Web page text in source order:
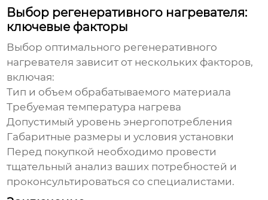
Выбор регенеративного нагревателя:
ключевые факторы
Выбор оптимального регенеративного
нагревателя зависит от нескольких факторов,
включая:
Тип и объем обрабатываемого материала
Требуемая температура нагрева
Допустимый уровень энергопотребления
Габаритные размеры и условия установки
Перед покупкой необходимо провести
тщательный анализ ваших потребностей и
проконсультироваться со специалистами.